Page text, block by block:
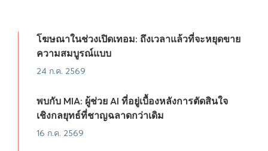
โฆษณาในช่วงเปิดเทอม: ถึงเวลาแล้วที่จะหยุดขาย
ความสมบูรณ์แบบ
24 ก.ค. 2569
พบกับ MIA: ผู้ช่วย AI ที่อยู่เบื้องหลังการตัดสินใจ
เชิงกลยุทธ์ที่ชาญฉลาดกว่าเดิม
16 ก.ค. 2569